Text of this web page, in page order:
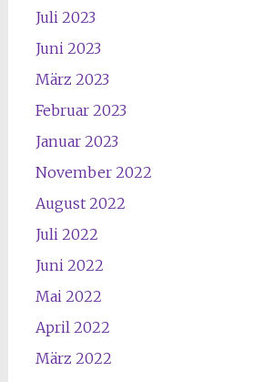
Juli 2023
Juni 2023
März 2023
Februar 2023
Januar 2023
November 2022
August 2022
Juli 2022
Juni 2022
Mai 2022
April 2022
März 2022